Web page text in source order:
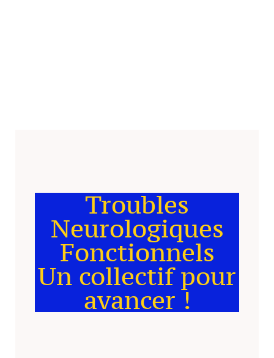
Troubles
Neurologiques
Fonctionnels
Un collectif pour
avancer !